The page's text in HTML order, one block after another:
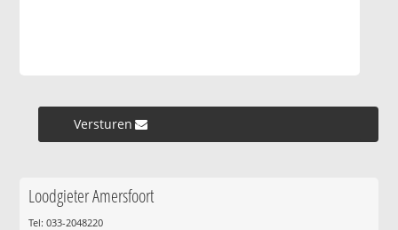
Versturen »
Loodgieter Amersfoort
Tel: 033-2048220